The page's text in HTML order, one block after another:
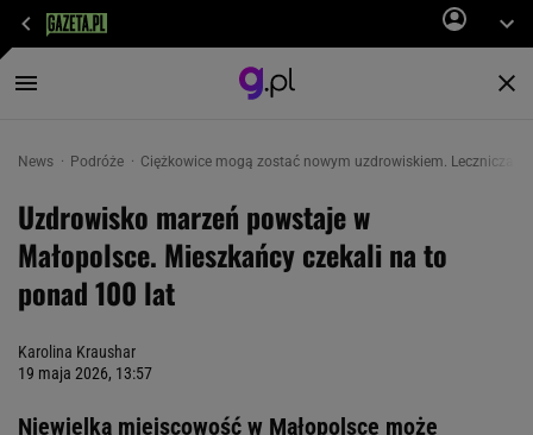
News Podróże Ciężkowice mogą zostać nowym uzdrowiskiem. Lecznicza
Uzdrowisko marzeń powstaje w
Małopolsce. Mieszkańcy czekali na to
ponad 100 lat
Karolina Kraushar
19 maja 2026, 13:57
Niewielka miejscowość w Małopolsce może